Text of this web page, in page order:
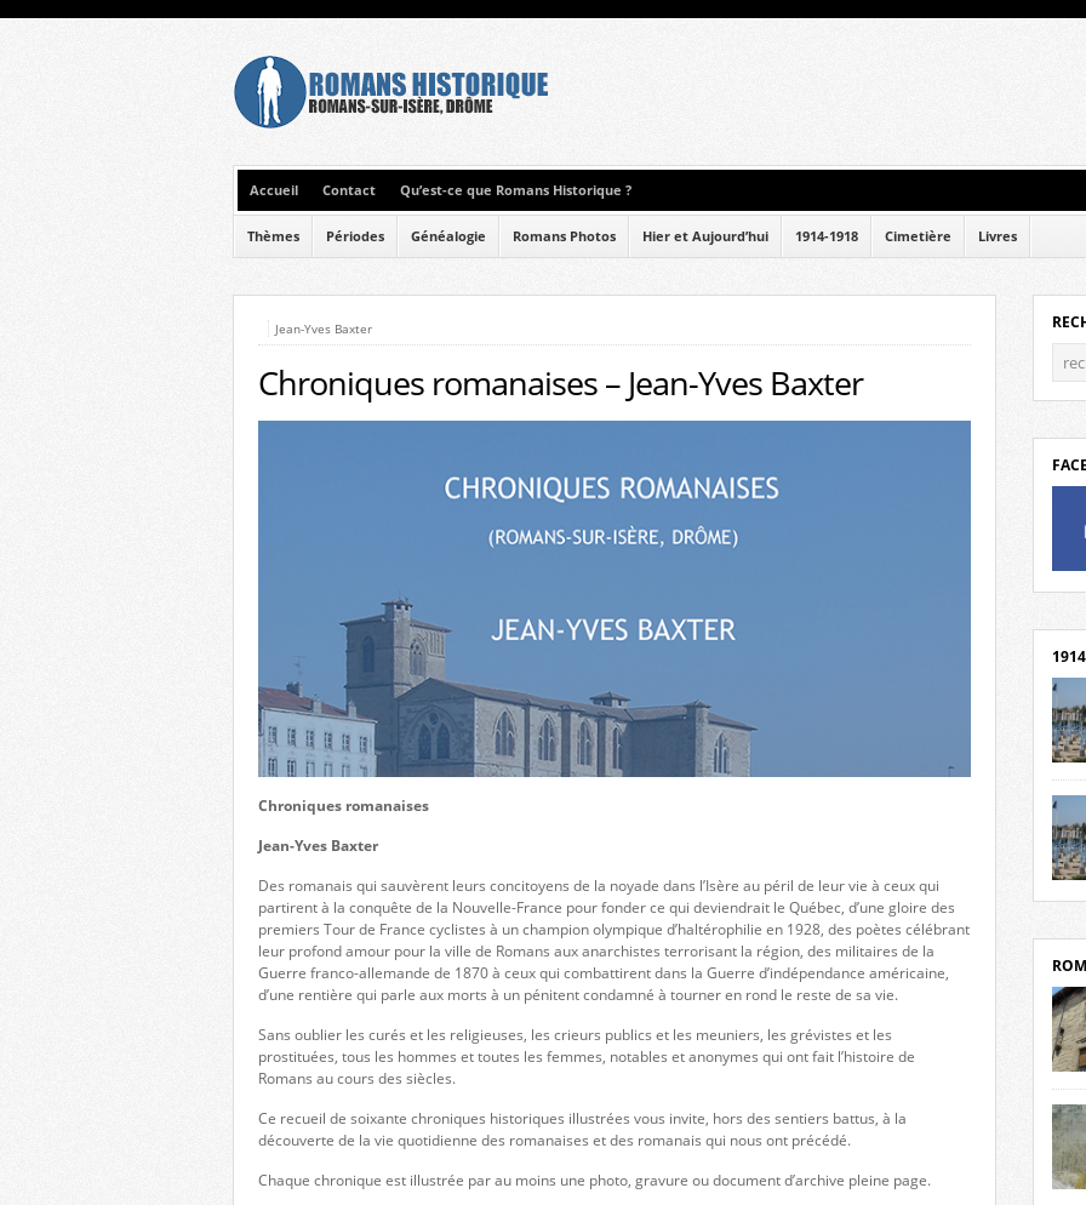
Accueil Contact Qu’est-ce que Romans Historique ?
Thèmes Périodes Généalogie Romans Photos Hier et Aujourd’hui 1914-1918 Cimetière Livres
Jean-Yves Baxter
Chroniques romanaises – Jean-Yves Baxter
Chroniques romanaises
Jean-Yves Baxter
Des romanais qui sauvèrent leurs concitoyens de la noyade dans l’Isère au péril de leur vie à ceux qui
partirent à la conquête de la Nouvelle-France pour fonder ce qui deviendrait le Québec, d’une gloire des
premiers Tour de France cyclistes à un champion olympique d’haltérophilie en 1928, des poètes célébrant
leur profond amour pour la ville de Romans aux anarchistes terrorisant la région, des militaires de la
Guerre franco-allemande de 1870 à ceux qui combattirent dans la Guerre d’indépendance américaine,
d’une rentière qui parle aux morts à un pénitent condamné à tourner en rond le reste de sa vie.
Sans oublier les curés et les religieuses, les crieurs publics et les meuniers, les grévistes et les
prostituées, tous les hommes et toutes les femmes, notables et anonymes qui ont fait l’histoire de
Romans au cours des siècles.
Ce recueil de soixante chroniques historiques illustrées vous invite, hors des sentiers battus, à la
découverte de la vie quotidienne des romanaises et des romanais qui nous ont précédé.
Chaque chronique est illustrée par au moins une photo, gravure ou document d’archive pleine page.
par